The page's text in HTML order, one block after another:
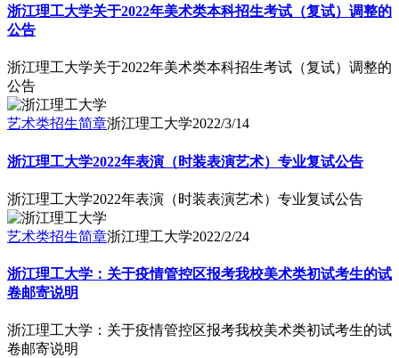
浙江理工大学关于2022年美术类本科招生考试（复试）调整的
公告
浙江理工大学关于2022年美术类本科招生考试（复试）调整的
公告
艺术类招生简章浙江理工大学2022/3/14
浙江理工大学2022年表演（时装表演艺术）专业复试公告
浙江理工大学2022年表演（时装表演艺术）专业复试公告
艺术类招生简章浙江理工大学2022/2/24
浙江理工大学：关于疫情管控区报考我校美术类初试考生的试
卷邮寄说明
浙江理工大学：关于疫情管控区报考我校美术类初试考生的试
卷邮寄说明